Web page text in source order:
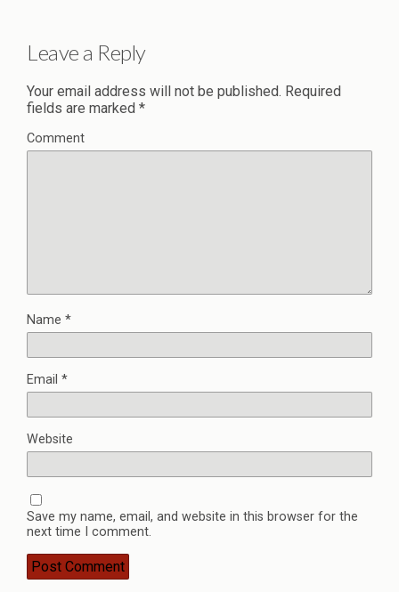
Leave a Reply
Your email address will not be published. Required
fields are marked *
Comment
Name *
Email *
Website
Save my name, email, and website in this browser for the
next time I comment.